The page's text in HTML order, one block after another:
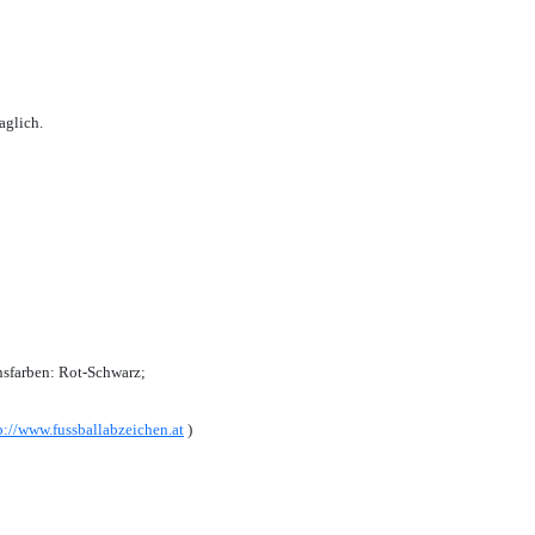
Rot-Schwarz;
www.fussballabzeichen.at )